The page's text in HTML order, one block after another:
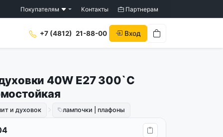
Покупателям Контакты Партнерам
+7 (4812) 21-88-00 Вход
40W E27 300`C
и духовок лампочки | плафоны